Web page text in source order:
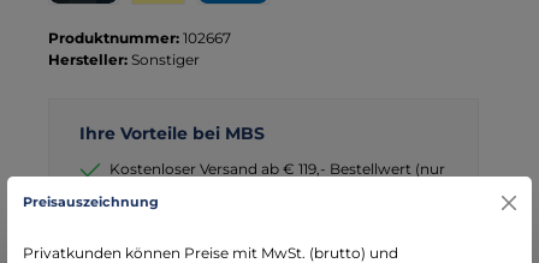
Produktnummer: 102667
Hersteller: Sonstiger
Ihre Vorteile bei MBS
Kostenloser Versand ab € 119,- Bestellwert (nur
Preisauszeichnung
Privatkunden können Preise mit MwSt. (brutto) und